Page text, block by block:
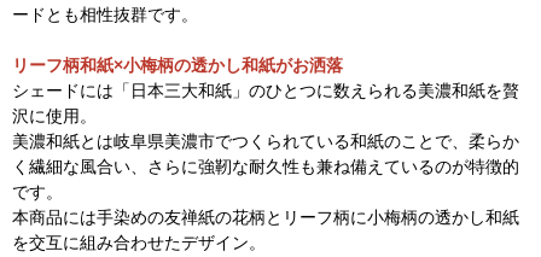
ードとも相性抜群です。
リーフ柄和紙×小梅柄の透かし和紙がお洒落
シェードには「日本三大和紙」のひとつに数えられる美濃和紙を贅
沢に使用。
美濃和紙とは岐阜県美濃市でつくられている和紙のことで、柔らか
く繊細な風合い、さらに強靭な耐久性も兼ね備えているのが特徴的
です。
本商品には手染めの友禅紙の花柄とリーフ柄に小梅柄の透かし和紙
を交互に組み合わせたデザイン。